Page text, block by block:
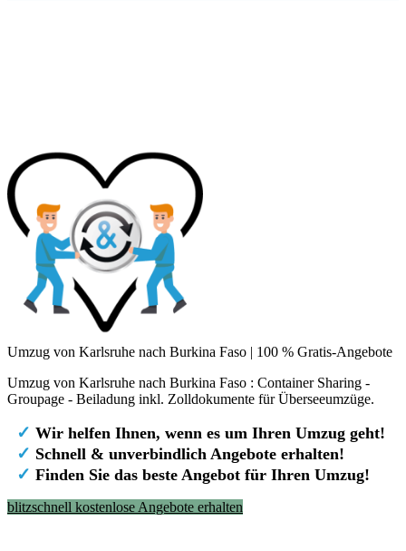
Umzug von Karlsruhe nach Burkina Faso | 100 % Gratis-Angebote
Umzug von Karlsruhe nach Burkina Faso : Container Sharing -
Groupage - Beiladung inkl. Zolldokumente für Überseeumzüge.
✓ Wir helfen Ihnen, wenn es um Ihren Umzug geht!
✓ Schnell & unverbindlich Angebote erhalten!
✓ Finden Sie das beste Angebot für Ihren Umzug!
blitzschnell kostenlose Angebote erhalten